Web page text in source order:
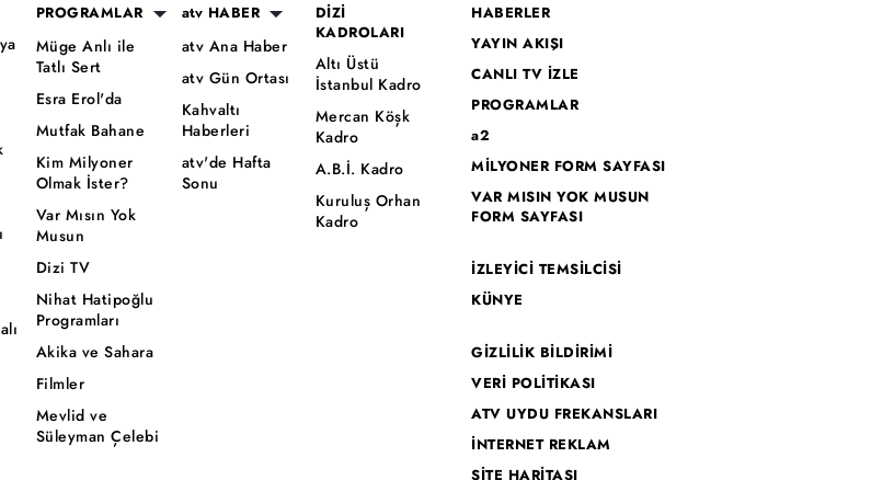
PROGRAMLAR
Müge Anlı ile
Tatlı Sert
Esra Erol'da
Mutfak Bahane
Kim Milyoner
Olmak İster?
Var Mısın Yok
Musun
Dizi TV
Nihat Hatipoğlu
Programları
Akika ve Sahara
Filmler
Mevlid ve
Süleyman Çelebi
atv HABER
atv Ana Haber
atv Gün Ortası
Kahvaltı
Haberleri
atv'de Hafta
Sonu
DİZİ
KADROLARI
Altı Üstü
İstanbul Kadro
Mercan Köşk
Kadro
A.B.İ. Kadro
Kuruluş Orhan
Kadro
HABERLER
YAYIN AKIŞI
CANLI TV İZLE
PROGRAMLAR
a2
MİLYONER FORM SAYFASI
VAR MISIN YOK MUSUN
FORM SAYFASI
İZLEYİCİ TEMSİLCİSİ
KÜNYE
GİZLİLİK BİLDİRİMİ
VERİ POLİTİKASI
ATV UYDU FREKANSLARI
İNTERNET REKLAM
SİTE HARİTASI